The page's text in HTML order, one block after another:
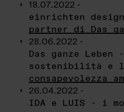
18.07.2022 -
einrichten
partner di Das
28.06.2022 -
Das ganze Leben
sostenibilità e
consapevolezza
26.04.2022 -
IDA e LUIS - i